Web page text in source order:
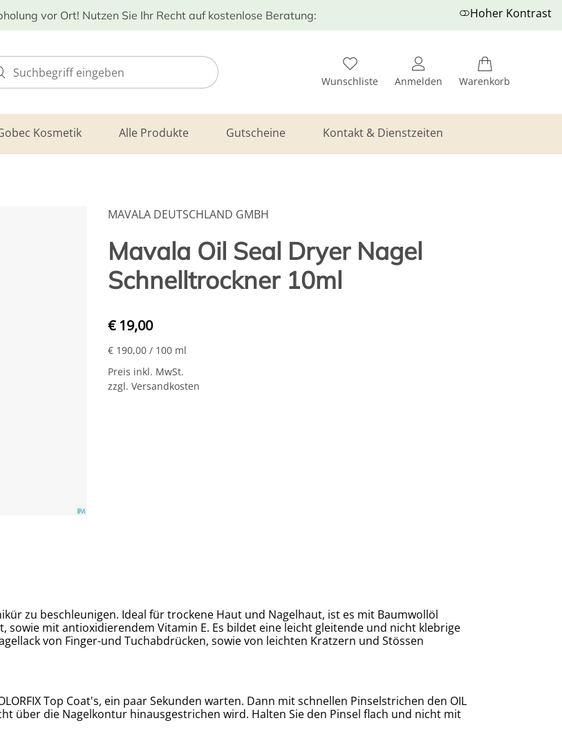
vor Ort! Nutzen Sie Ihr Recht auf kostenlose Beratung: Hoher Kontrast
Wunschliste Anmelden Warenkorb
Kosmetik Alle Produkte Gutscheine Kontakt & Dienstzeiten
MAVALA DEUTSCHLAND GMBH
Mavala Oil Seal Dryer Nagel
Schnelltrockner 10ml
€ 19,00
€ 190,00 / 100 ml
Preis inkl. MwSt.
zzgl. Versandkosten
zu beschleunigen. Ideal für trockene Haut und Nagelhaut, ist es mit Baumwollöl
mit antioxidierendem Vitamin E. Es bildet eine leicht gleitende und nicht klebrige
von Finger-und Tuchabdrücken, sowie von leichten Kratzern und Stössen
Top Coat's, ein paar Sekunden warten. Dann mit schnellen Pinselstrichen den OIL
über die Nagelkontur hinausgestrichen wird. Halten Sie den Pinsel flach und nicht mit